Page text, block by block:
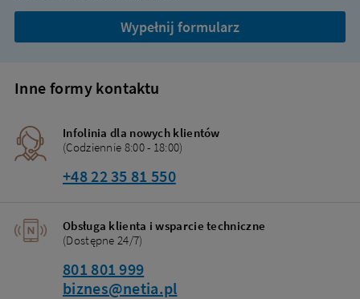
Wypełnij formularz
Inne formy kontaktu
Infolinia dla nowych klientów
(Codziennie 8:00 - 18:00)
+48 22 35 81 550
Obsługa klienta i wsparcie techniczne
(Dostępne 24/7)
801 801 999
biznes@netia.pl